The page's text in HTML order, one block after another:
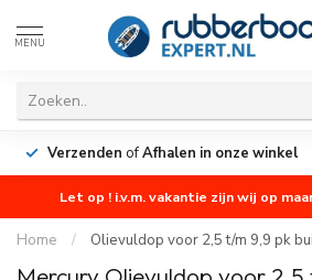
MENU
Verzenden ofAfhalen in onze winkel
Let op ! i.v.m. vakantie zijn wij op
Home / Olievuldop voor 2,5 t/m 9,9 pk